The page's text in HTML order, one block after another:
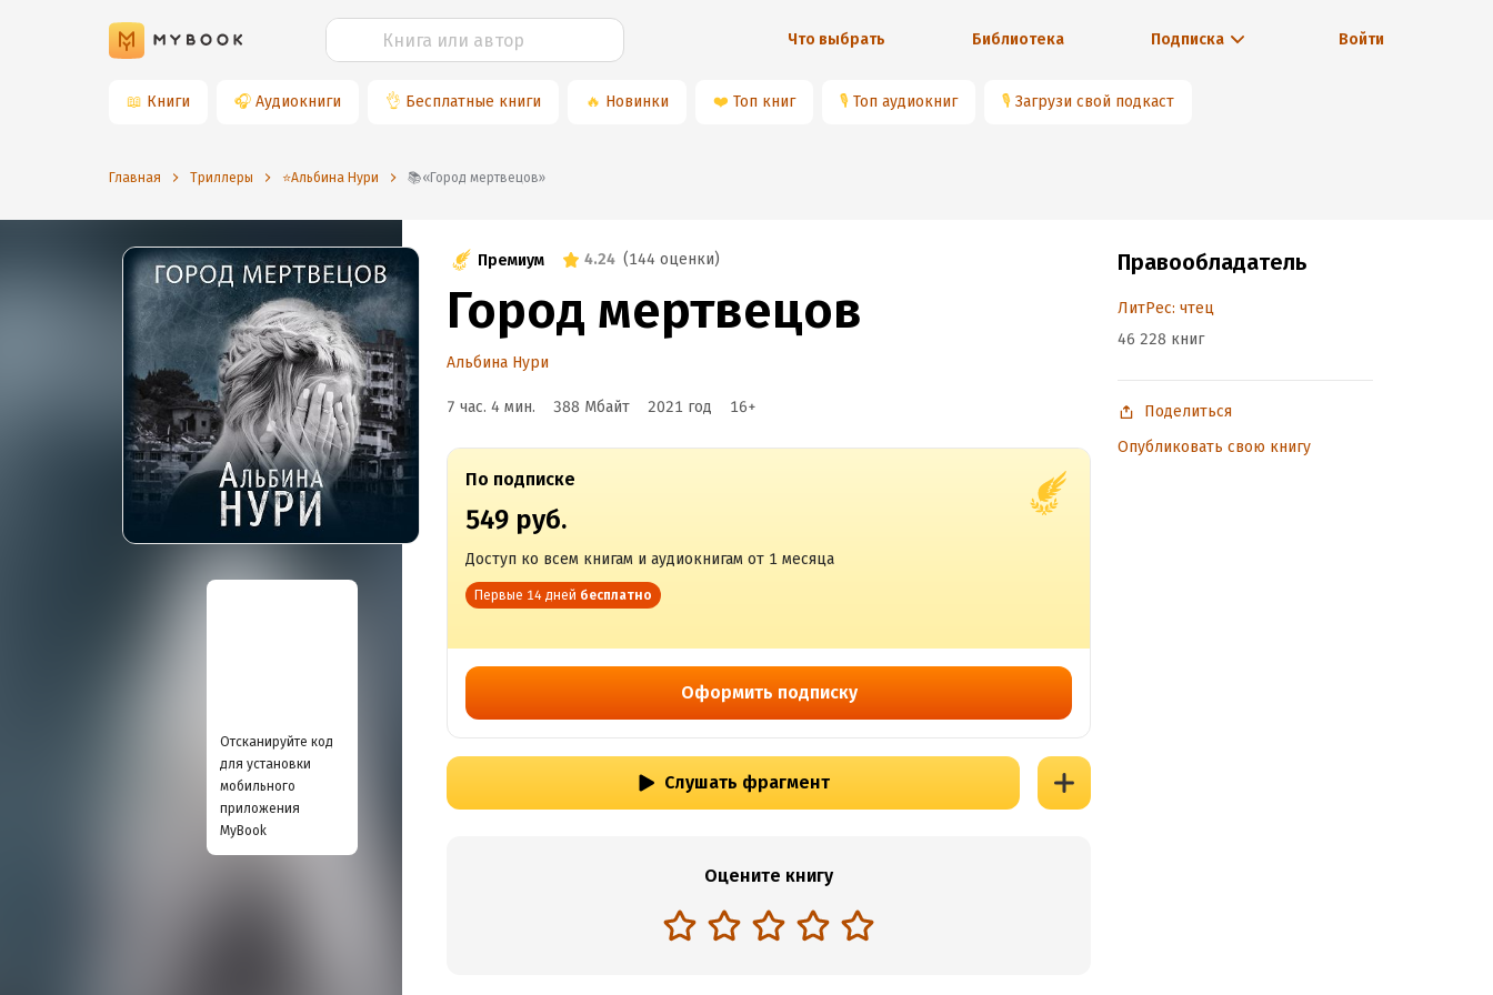
Что выбрать Библиотека Подписка Войти
📖 Книги 🎧 Аудиокниги 👌 Бесплатные книги 🔥 Новинки ❤️ Топ книг 🎙 Топ аудиокниг 🎙 Загрузи свой подкаст
Главная Триллеры ⭐️Альбина Нури 📚«Город мертвецов»
Отсканируйте код
для установки
мобильного
приложения
MyBook
Премиум 4.24 (144 оценки)
Город мертвецов
Альбина Нури
7 час. 4 мин. 388 Мбайт 2021 год 16+
По подписке
549 руб.
Доступ ко всем книгам и аудиокнигам от 1 месяца
Первые 14 дней бесплатно
Оформить подписку
Слушать фрагмент
Оцените книгу
Правообладатель
ЛитРес: чтец
46 228 книг
Поделиться
Опубликовать свою книгу